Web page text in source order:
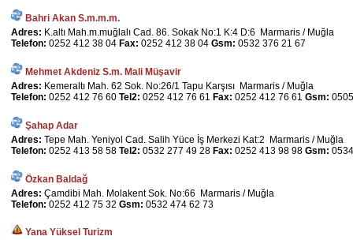
Bahri Akan S.m.m.m.
Adres: K.altı Mah.m.muğlalı Cad. 86. Sokak No:1 K:4 D:6 Marmaris / Muğla
Telefon: 0252 412 38 04 Fax: 0252 412 38 04 Gsm: 0532 376 21 67
Mehmet Akdeniz S.m. Mali Müşavir
Adres: Kemeraltı Mah. 62 Sok. No:26/1 Tapu Karşısı Marmaris / Muğla
Telefon: 0252 412 76 60 Tel2: 0252 412 76 61 Fax: 0252 412 76 61 Gsm:
Şahap Adar
Adres: Tepe Mah. Yeniyol Cad. Salih Yüce İş Merkezi Kat:2 Marmaris / Muğla
Telefon: 0252 413 58 58 Tel2: 0532 277 49 28 Fax: 0252 413 98 98 Gsm:
Özkan Baldağ
Adres: Çamdibi Mah. Molakent Sok. No:66 Marmaris / Muğla
Telefon: 0252 412 75 32 Gsm: 0532 474 62 73
Yana Yüksel Turizm